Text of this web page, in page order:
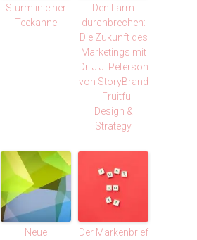
Sturm in einer
Teekanne
Den Lärm
durchbrechen:
Die Zukunft des
Marketings mit
Dr. J.J. Peterson
von StoryBrand
– Fruitful
Design &
Strategy
Neue
Der Markenbrief